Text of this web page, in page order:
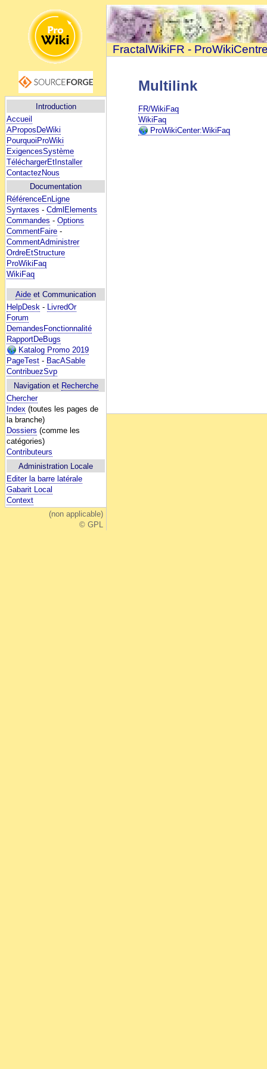
Introduction
Accueil
AProposDeWiki
PourquoiProWiki
ExigencesSystème
TéléchargerEtInstaller
ContactezNous
Documentation
RéférenceEnLigne
Syntaxes - CdmlElements
Commandes - Options
CommentFaire -
CommentAdministrer
OrdreEtStructure
ProWikiFaq
WikiFaq
Aide et Communication
HelpDesk - LivredOr
Forum
DemandesFonctionnalité
RapportDeBugs
Katalog Promo 2019
PageTest - BacASable
ContribuezSvp
Navigation et Recherche
Chercher
Index (toutes les pages de
la branche)
Dossiers (comme les
catégories)
Contributeurs
Administration Locale
Editer la barre latérale
Gabarit Local
Context
(non applicable)
© GPL
FractalWikiFR -
Multilink
FR/WikiFaq
WikiFaq
ProWikiCenter:WikiFaq